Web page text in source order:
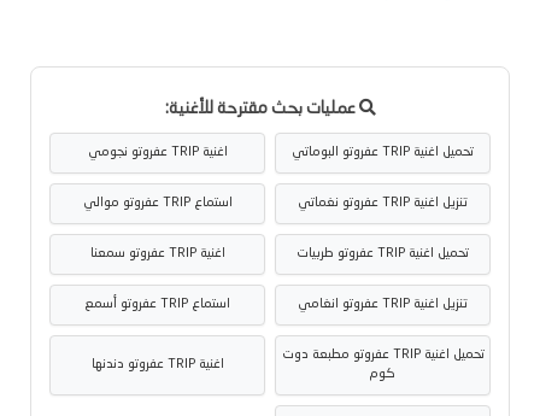
عمليات بحث مقترحة للأغنية:
تحميل اغنية TRIP عفروتو البوماتي اغنية TRIP عفروتو نجومي
تنزيل اغنية TRIP عفروتو نغماتي استماع TRIP عفروتو موالي
تحميل اغنية TRIP عفروتو طربيات اغنية TRIP عفروتو سمعنا
تنزيل اغنية TRIP عفروتو انغامي استماع TRIP عفروتو أسمع
تحميل اغنية TRIP عفروتو مطبعة دوت
كوم
اغنية TRIP عفروتو دندنها